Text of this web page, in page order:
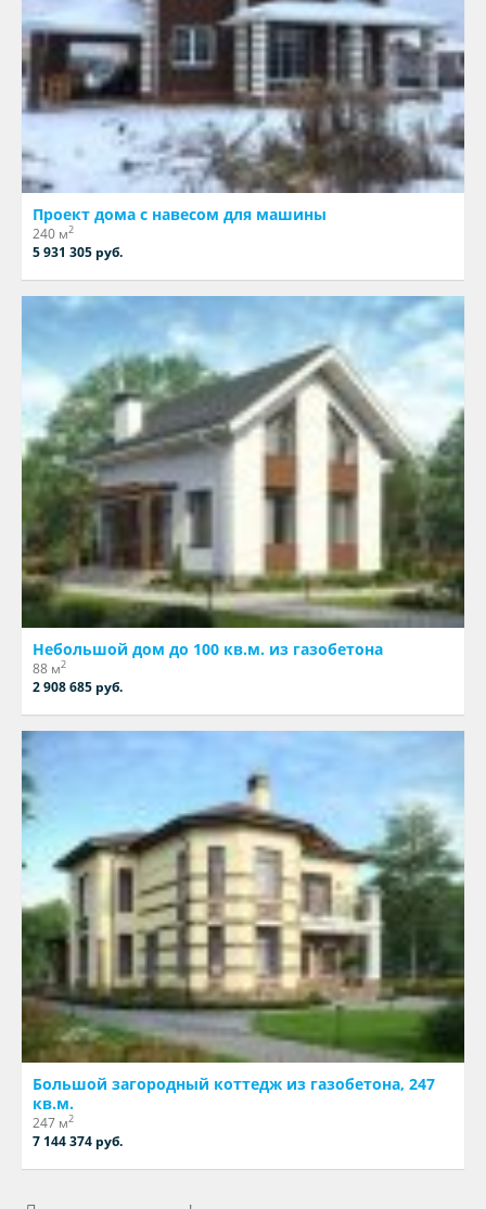
Проект дома с навесом для машины
240 м2
5 931 305 руб.
Небольшой дом до 100 кв.м. из газобетона
88 м2
2 908 685 руб.
Большой загородный коттедж из газобетона, 247
кв.м.
247 м2
7 144 374 руб.